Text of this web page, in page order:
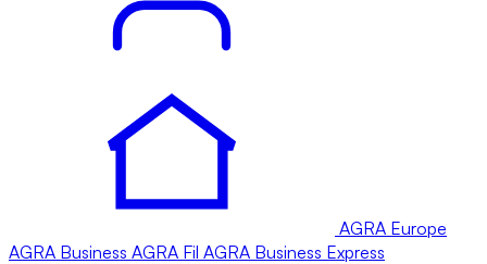
AGRA Europe
AGRA Business AGRA Fil AGRA Business Express